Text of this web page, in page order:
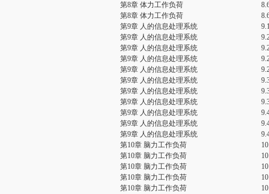
第8章 体力工作负荷
第8章 体力工作负荷
第9章 人的信息处理系统
第9章 人的信息处理系统
第9章 人的信息处理系统
第9章 人的信息处理系统
第9章 人的信息处理系统
第9章 人的信息处理系统
第9章 人的信息处理系统
第9章 人的信息处理系统
第9章 人的信息处理系统
第9章 人的信息处理系统
第9章 人的信息处理系统
第10章 脑力工作负荷
第10章 脑力工作负荷
第10章 脑力工作负荷
第10章 脑力工作负荷
第10章 脑力工作负荷